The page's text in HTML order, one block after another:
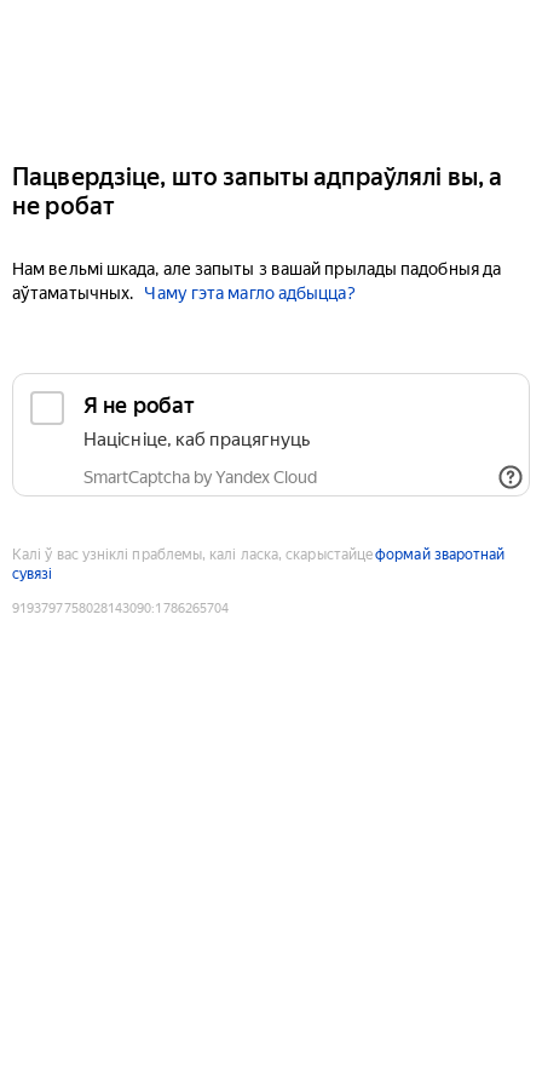
Пацвердзіце, што запыты адпраўлялі вы, а
не робат
Нам вельмі шкада, але запыты з вашай прылады падобныя да
аўтаматычных.
Чаму гэта магло адбыцца?
Я не робат
Націсніце, каб працягнуць
SmartCaptcha by Yandex Cloud
Калі ў вас узніклі праблемы, калі ласка, скарыстайцеформай зваротнай
сувязі
9193797758028143090:1786265704